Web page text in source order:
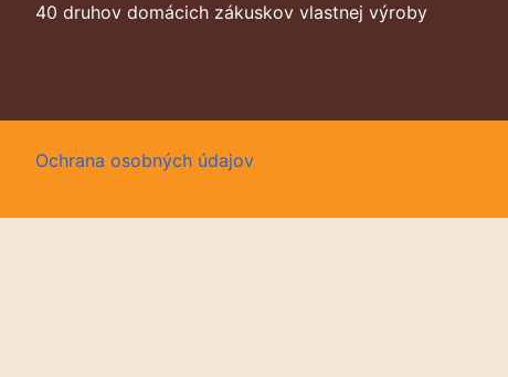
40 druhov domácich zákuskov vlastnej výroby
Ochrana osobných údajov